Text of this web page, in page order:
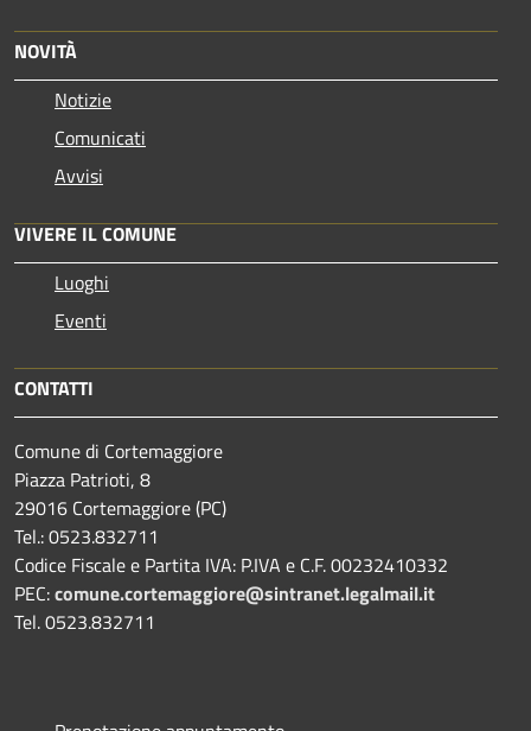
NOVITÀ
Notizie
Comunicati
Avvisi
VIVERE IL COMUNE
Luoghi
Eventi
CONTATTI
Comune di Cortemaggiore
Piazza Patrioti, 8
29016 Cortemaggiore (PC)
Tel.: 0523.832711
Codice Fiscale e Partita IVA: P.IVA e C.F. 00232410332
PEC:comune.cortemaggiore@sintranet.legalmail.it
Tel. 0523.832711